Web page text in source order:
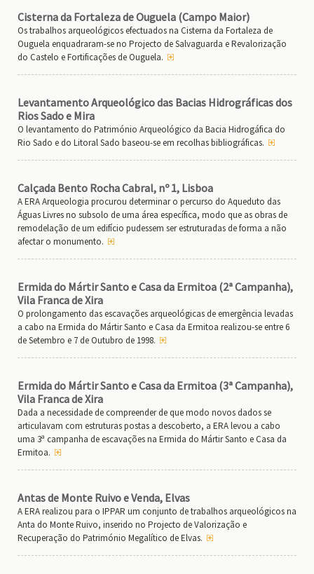
Cisterna da Fortaleza de Ouguela (Campo Maior)
Os trabalhos arqueológicos efectuados na Cisterna da Fortaleza de
Ouguela enquadraram-se no Projecto de Salvaguarda e Revalorização
do Castelo e Fortificações de Ouguela.
Levantamento Arqueológico das Bacias Hidrográficas dos
Rios Sado e Mira
O levantamento do Património Arqueológico da Bacia Hidrogáfica do
Rio Sado e do Litoral Sado baseou-se em recolhas bibliográficas.
Calçada Bento Rocha Cabral, nº 1, Lisboa
A ERA Arqueologia procurou determinar o percurso do Aqueduto das
Águas Livres no subsolo de uma área específica, modo que as obras de
remodelação de um edifício pudessem ser estruturadas de forma a não
afectar o monumento.
Ermida do Mártir Santo e Casa da Ermitoa (2ª Campanha),
Vila Franca de Xira
O prolongamento das escavações arqueológicas de emergência levadas
a cabo na Ermida do Mártir Santo e Casa da Ermitoa realizou-se entre 6
de Setembro e 7 de Outubro de 1998.
Ermida do Mártir Santo e Casa da Ermitoa (3ª Campanha),
Vila Franca de Xira
Dada a necessidade de compreender de que modo novos dados se
articulavam com estruturas postas a descoberto, a ERA levou a cabo
uma 3ª campanha de escavações na Ermida do Mártir Santo e Casa da
Ermitoa.
Antas de Monte Ruivo e Venda, Elvas
A ERA realizou para o IPPAR um conjunto de trabalhos arqueológicos na
Anta do Monte Ruivo, inserido no Projecto de Valorização e
Recuperação do Património Megalítico de Elvas.